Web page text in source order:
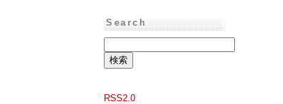
Search
RSS2.0